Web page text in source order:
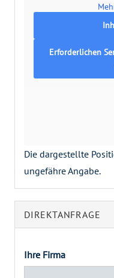
Erforderlichen
Die dargestellte
ungefähre Angabe.
DIREKTANFRAGE
Ihre Firma